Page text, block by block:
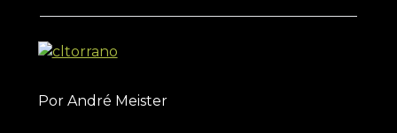
Por André Meister